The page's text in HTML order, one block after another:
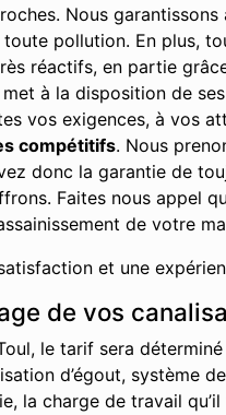
Nous
pollution. En plus,
réactifs, en partie
à la disposition de
vos exigences, à vos
compétitifs. Nous
donc la garantie de
Faites nous appel
de votre
et une
de vos
le tarif sera
d’égout, système
la charge de travail